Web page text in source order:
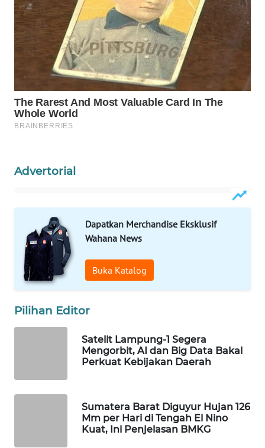
Advertorial
Dapatkan Merchandise Eksklusif
Wahana News
Buka Katalog
Pilihan Editor
Satelit Lampung-1 Segera
Mengorbit, AI dan Big Data Bakal
Perkuat Kebijakan Daerah
Sumatera Barat Diguyur Hujan 126
Mm per Hari di Tengah El Nino
Kuat, Ini Penjelasan BMKG
WN
BINTAN
MANDALIKA
WN
LIKUPANG
BORNEO
Wahana
Group
WAHANA
WAHANA
INFRASTRUKTUR